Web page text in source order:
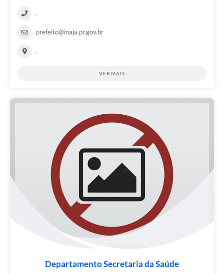
.
prefeito@inaja.pr.gov.br
.
VER MAIS
Departamento Secretaria da Saúde